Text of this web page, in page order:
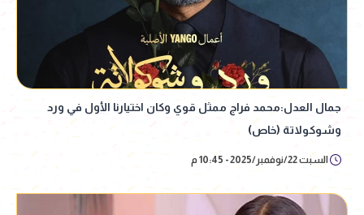
جمال العدل:محمد فراج ممثل قوي وكان اختيارنا الأول في ورد
وشوكولاتة (خاص)
السبت 22/نوفمبر/2025 - 10:45 م